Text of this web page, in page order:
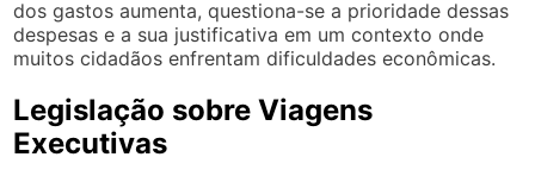
dos gastos aumenta, questiona-se a prioridade dessas
despesas e a sua justificativa em um contexto onde
muitos cidadãos enfrentam dificuldades econômicas.
Legislação sobre Viagens
Executivas